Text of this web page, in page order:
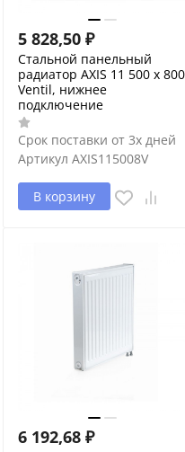
5 828,50 ₽
Стальной панельный
радиатор AXIS 11 500 x 800
Ventil, нижнее
подключение
Срок поставки от 3х дней
Артикул AXIS115008V
В корзину
6 192,68 ₽